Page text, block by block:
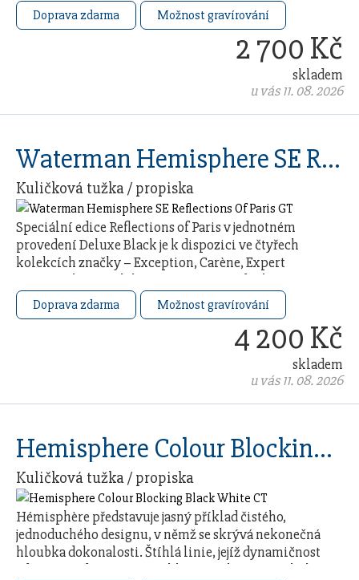
Doprava zdarma Možnost gravírování
2 700 Kč
skladem
u vás 11. 08. 2026
Waterman Hemisphere SE Reflections Of Paris GT
Kuličková tužka / propiska
Speciální edice Reflections of Paris v jednotném
provedení Deluxe Black je k dispozici ve čtyřech
kolekcích značky – Exception, Carène, Expert
a Hémisphère. Kolekce je inspirována duchem a …
Doprava zdarma Možnost gravírování
4 200 Kč
skladem
u vás 11. 08. 2026
Hemisphere Colour Blocking Black White CT
Kuličková tužka / propiska
Hémisphère představuje jasný příklad čistého,
jednoduchého designu, v němž se skrývá nekonečná
hloubka dokonalosti. Štíhlá linie, jejíž dynamičnost
zdůrazňuje dvouramenný klip a sešikmený vrchol …